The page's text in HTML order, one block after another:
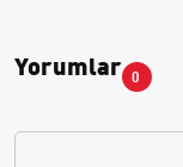
Yorumlar 0